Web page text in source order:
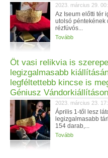
2023. március 29.
Az Iseum előtti tér
utolsó péntekének
rézfúvós...
Tovább
Öt vasi relikvia is
legizgalmasabb
legféltettebb kincse is
Géniusz Vándorkiállításon
2023. március 23.
Április 1-től lesz
legizgalmasabb
154 darab,...
Tovább